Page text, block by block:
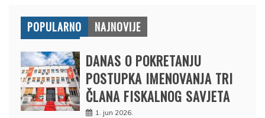
POPULARNO NAJNOVIJE
DANAS O POKRETANJU
POSTUPKA IMENOVANJA TRI
ČLANA FISKALNOG SAVJETA
1. jun 2026.